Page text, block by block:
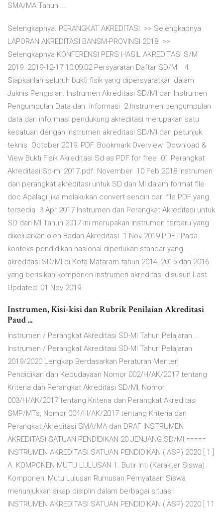
SMA/MA Tahun ...
Selengkapnya. PERANGKAT AKREDITASI. >> Selengkapnya
LAPORAN AKREDITASI BANSM-PROVINSI 2018. >>
Selengkapnya KONFERENSI PERS HASIL AKREDITASI S/M
2019. 2019-12-17 10:09:02 Persyaratan Daftar SD/MI 4.
Siapkanlah seluruh bukti fisik yang dipersyaratkan dalam
Juknis Pengisian. Instrumen Akreditasi SD/MI dan Instrumen
Pengumpulan Data dan. Informasi 2 Instrumen pengumpulan
data dan informasi pendukung akreditasi merupakan satu
kesatuan dengan instrumen akreditasi SD/MI dan petunjuk
teknis October 2019; PDF. Bookmark Overview. Download &
View Bukti Fisik Akreditasi Sd as PDF for free. 01 Perangkat
Akreditasi Sd-mi 2017.pdf. November 10 Feb 2018 Instrumen
dan perangkat akreditasi untuk SD dan MI dalam format file
doc Apalagi jika melakukan convert sendiri dari file PDF yang
tersedia 3 Apr 2017 Instrumen dan Perangkat Akreditasi untuk
SD dan MI Tahun 2017 ini merupakan instrumen terbaru yang
dikeluarkan oleh Badan Akreditasi 1 Nov 2019 PDF | Pada
konteks pendidikan nasional diperlukan standar yang
akreditasi SD/MI di Kota Mataram tahun 2014, 2015 dan 2016.
yang berisikan komponen instrumen akreditasi disusun Last
Updated: 01 Nov 2019.
Instrumen, Kisi-kisi dan Rubrik Penilaian Akreditasi
Paud ...
Instrumen / Perangkat Akreditasi SD-MI Tahun Pelajaran ...
Instrumen / Perangkat Akreditasi SD-MI Tahun Pelajaran
2019/2020 Lengkap Berdasarkan Peraturan Menteri
Pendidikan dan Kebudayaan Nomor 002/H/AK/2017 tentang
Kriteria dan Perangkat Akreditasi SD/MI, Nomor
003/H/AK/2017 tentang Kriteria dan Perangkat Akreditasi
SMP/MTs, Nomor 004/H/AK/2017 tentang Kriteria dan
Perangkat Akreditasi SMA/MA dan DRAF INSTRUMEN
AKREDITASI SATUAN PENDIDIKAN 20 JENJANG SD/MI =====
INSTRUMEN AKREDITASI SATUAN PENDIDIKAN (IASP) 2020 [ 1 ]
A. KOMPONEN MUTU LULUSAN 1. Butir Inti (Karakter Siswa)
Komponen: Mutu Lulusan Rumusan Pernyataan Siswa
menunjukkan sikap disiplin dalam berbagai situasi.
INSTRUMEN AKREDITASI SATUAN PENDIDIKAN (IASP) 2020 [ 11